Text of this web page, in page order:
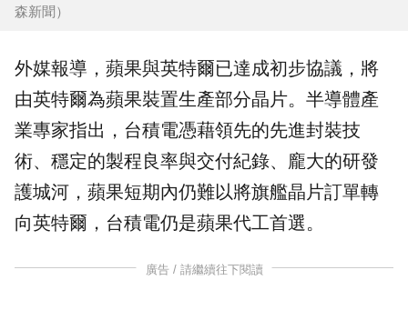
森新聞）
外媒報導， 蘋果與英特爾已達成初步協議，將
由英特爾為蘋果裝置生產部分晶片。 半導體產
業專家指出， 台積電憑藉領先的先進封裝技
術、穩定的製程良率與交付紀錄、龐大的研發
護城河，蘋果短期內仍難以將旗艦晶片訂單轉
向英特爾，台積電仍是蘋果代工首選。
廣告 / 請繼續往下閱讀